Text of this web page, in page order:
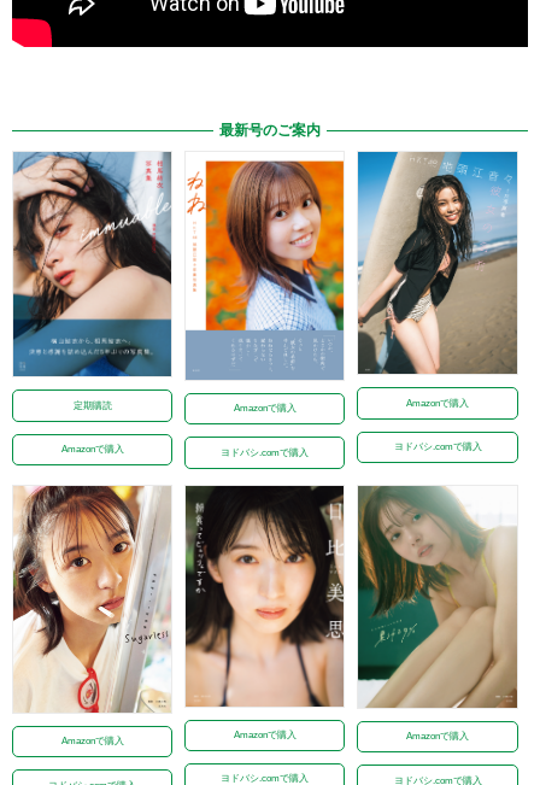
最新号のご案内
定期購読
Amazonで購入
Amazonで購入
ヨドバシ.comで購入
Amazonで購入
ヨドバシ.comで購入
Amazonで購入
Amazonで購入
ヨドバシ.comで購入
Amazonで購入
ヨドバシ.comで購入